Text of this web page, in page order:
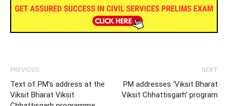
PREVIOUS
Text of PM’s address at the
Viksit Bharat Viksit
NEXT
PM addresses ‘Viksit Bharat
Viksit Chhattisgarh’ program